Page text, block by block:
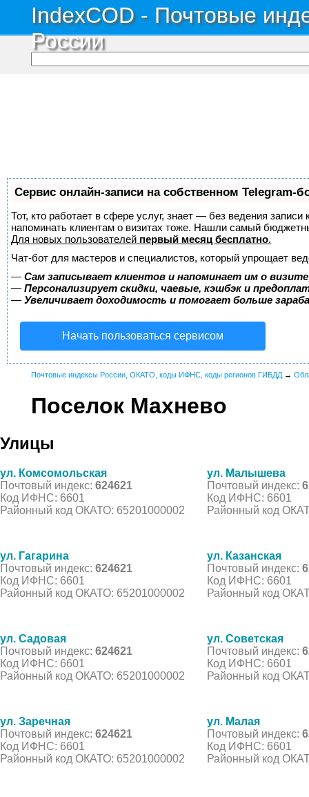
IndexCOD - Почтовые
России
Сервис онлайн-записи на собственном Telegram-
Тот, кто работает в сфере услуг, знает — без ведения
напоминать клиентам о визитах тоже. Нашли самый
Для новых пользователей первый месяц бесплатно.
Чат-бот для мастеров и специалистов, который упрощает
— Сам записывает клиентов и напоминает им о
— Персонализирует скидки, чаевые, кэшбэк и
— Увеличивает доходимость и помогает больше
Начать пользоваться сервисом
Почтовые индексы России, ОКАТО, коды ИФНС, коды регионов ГИБДД →
Поселок Махнево
Улицы
ул. Комсомольская
Почтовый индекс: 624621
Код ИФНС: 6601
Районный код ОКАТО: 65201000002
ул. Малышева
Почтовый индекс:
Код ИФНС: 6601
Районный код
ул. Гагарина
Почтовый индекс: 624621
Код ИФНС: 6601
Районный код ОКАТО: 65201000002
ул. Казанская
Почтовый индекс:
Код ИФНС: 6601
Районный код
ул. Садовая
Почтовый индекс: 624621
Код ИФНС: 6601
Районный код ОКАТО: 65201000002
ул. Советская
Почтовый индекс:
Код ИФНС: 6601
Районный код
ул. Заречная
Почтовый индекс: 624621
Код ИФНС: 6601
Районный код ОКАТО: 65201000002
ул. Малая
Почтовый индекс:
Код ИФНС: 6601
Районный код